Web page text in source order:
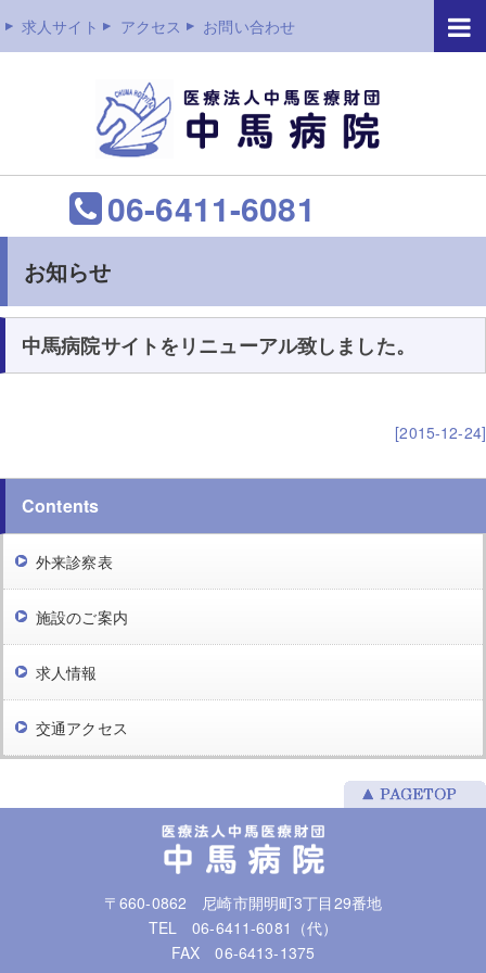
求人サイト アクセス お問い合わせ
06-6411-6081
お知らせ
中馬病院サイトをリニューアル致しました。
[2015-12-24]
Contents
外来診察表
施設のご案内
求人情報
交通アクセス
〒660-0862 尼崎市開明町3丁目29番地
TEL 06-6411-6081（代）
FAX 06-6413-1375